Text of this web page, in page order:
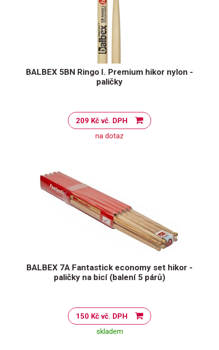
BALBEX 5BN Ringo I. Premium hikor nylon -
paličky
209 Kč vč. DPH
na dotaz
BALBEX 7A Fantastick economy set hikor -
paličky na bicí (balení 5 párů)
150 Kč vč. DPH
skladem